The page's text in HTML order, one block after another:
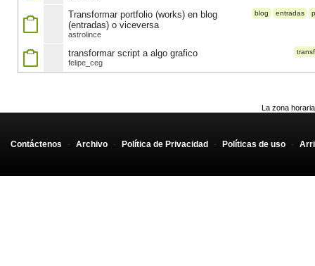
blog entradas
Transformar portfolio (works) en blog
(entradas) o viceversa
astrolince
transformar script a algo grafico
felipe_ceg
La zona
Contáctenos - Archivo - Política de Privacidad - Políticas de uso -